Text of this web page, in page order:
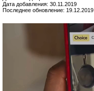
Дата добавления: 30.11.2019
Последнее обновление: 19.12.2019